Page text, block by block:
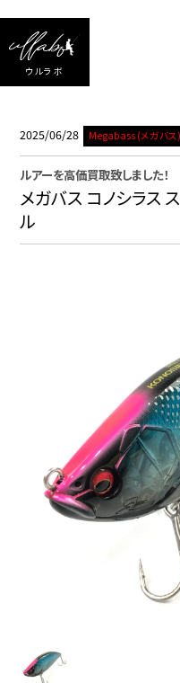
ウルラボ
2025/06/28 Megabass (メガバス)
ルアーを高価買取致しました！
メガバス コノシラス
ル